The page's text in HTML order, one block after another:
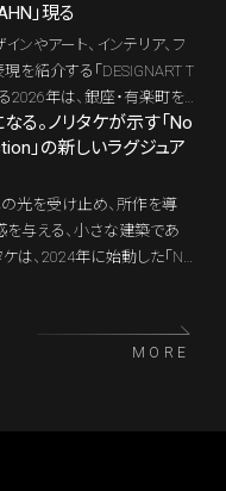
のテーマ「Hibiki」をもとに、
が手がけたキービジ
という都市を舞台に、デザ
ファッションがどのように響
のものを会場化するDESIGN
に注目が集まる。
」現る
ンやアート、インテリア、フ
を紹介する「DESIGNART T
2026年は、銀座・有楽町を
、通称「KK線」に、約2,000
「AUTOBAHN（アウトバー
計を手がけるのは建築デザ
動車のためにつくられた都
デザイン空間へと姿を変え
る。ノリタケが示す「No
」の新しいラグジュア
光を受け止め、所作を導
を与える、小さな建築であ
は、2024年に始動した「No
であるバッジョ軍病院跡地内
台に、職人技と現代デザイン
MORE